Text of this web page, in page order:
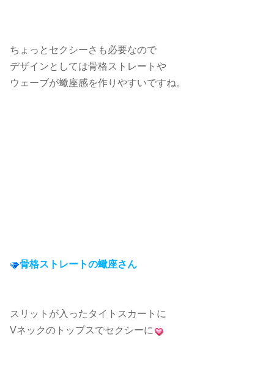
ちょっとセクシーさも必要なので
デザインとしては骨格ストレートや
ウェーブが蠍座感を作りやすいですね。
骨格ストレートの蠍座さん
スリットが入ったタイトスカートに
Vネックのトップスでセクシーに